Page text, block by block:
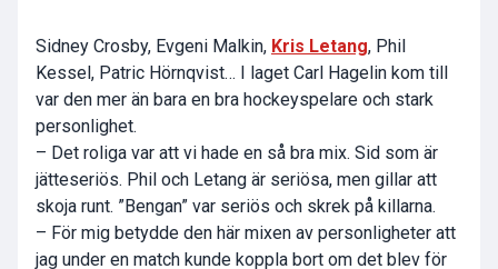
Sidney Crosby, Evgeni Malkin, Kris Letang, Phil
Kessel , Patric Hörnqvist… I laget Carl Hagelin kom till
var den mer än bara en bra hockeyspelare och stark
personlighet.
– Det roliga var att vi hade en så bra mix. Sid som är
jätteseriös. Phil och Letang är seriösa, men gillar att
skoja runt. ”Bengan” var seriös och skrek på killarna.
– För mig betydde den här mixen av personligheter att
jag under en match kunde koppla bort om det blev för